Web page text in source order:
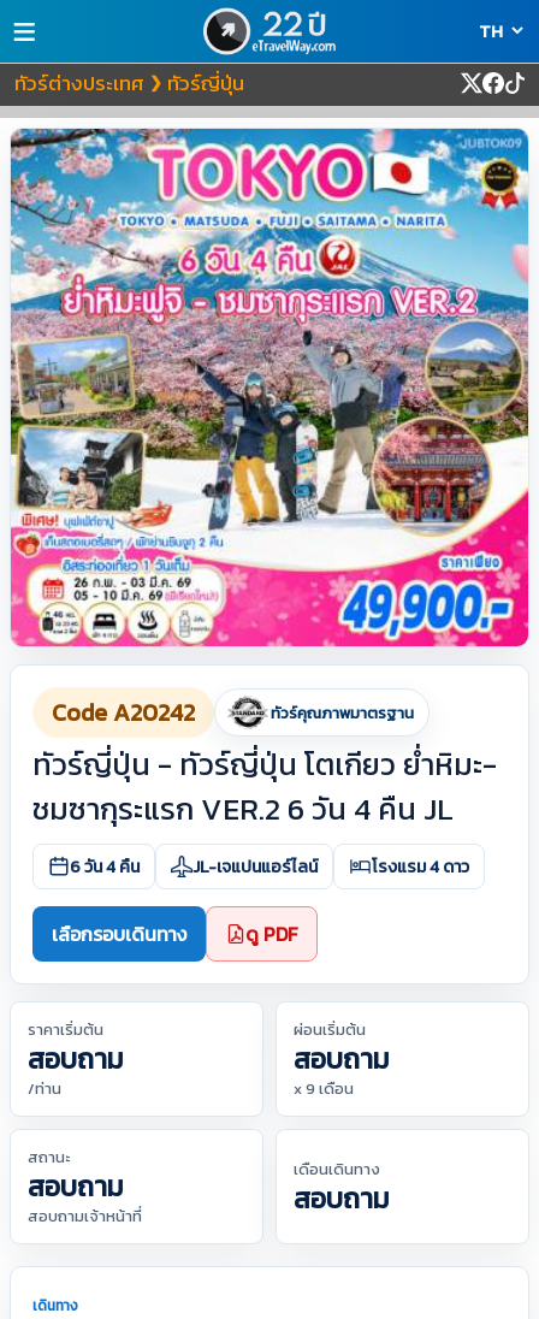
≡
ทัวร์ต่างประเทศ ❯ ทัวร์ญี่ปุ่น
Code A20242 ทัวร์คุณภาพมาตรฐาน
ทัวร์ญี่ปุ่น - ทัวร์ญี่ปุ่น โตเกียว ย่ำหิมะ-
ชมซากุระแรก VER.2 6 วัน 4 คืน JL
6 วัน 4 คืน JL-เจแปนแอร์ไลน์ โรงแรม 4 ดาว
เลือกรอบเดินทาง ดู PDF
ราคาเริ่มต้น
สอบถาม
/ท่าน
ผ่อนเริ่มต้น
สอบถาม
x 9 เดือน
สถานะ
สอบถาม
สอบถามเจ้าหน้าที่
เดือนเดินทาง
สอบถาม
เดินทาง